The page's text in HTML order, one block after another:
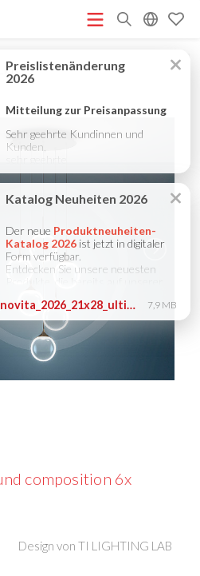
Neuheiten 2026
CATALOGUE 2025
PROFILE GB(3M) COMPANY
(16M)
StarTeam 2
Synchronization Instructions
Licis
composition 6x
Design vonTI LIGHTING LAB